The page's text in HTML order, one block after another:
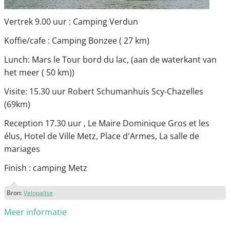
Vertrek 9.00 uur : Camping Verdun
Koffie/cafe : Camping Bonzee ( 27 km)
Lunch: Mars le Tour bord du lac, (aan de waterkant van
het meer ( 50 km))
Visite: 15.30 uur Robert Schumanhuis Scy-Chazelles
(69km)
Reception 17.30 uur , Le Maire Dominique Gros et les
élus, Hotel de Ville Metz, Place d'Armes, La salle de
mariages
Finish : camping Metz
Bron:Velopalise
Meer informatie